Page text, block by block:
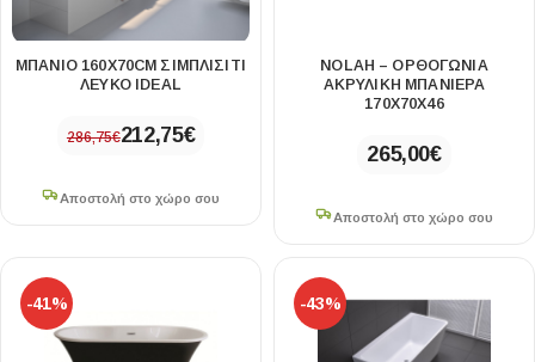
ΜΠΑΝΙΟ 160X70CM ΣΙΜΠΛΙΣΙΤΙ
ΛΕΥΚΟ IDEAL
286,75€212,75€
Αποστολή στο χώρο σου
NOLAH – ΟΡΘΟΓΏΝΙΑ
ΑΚΡΥΛΙΚΉ ΜΠΑΝΙΈΡΑ
170X70X46
265,00€
Αποστολή στο χώρο σου
-41% -43%